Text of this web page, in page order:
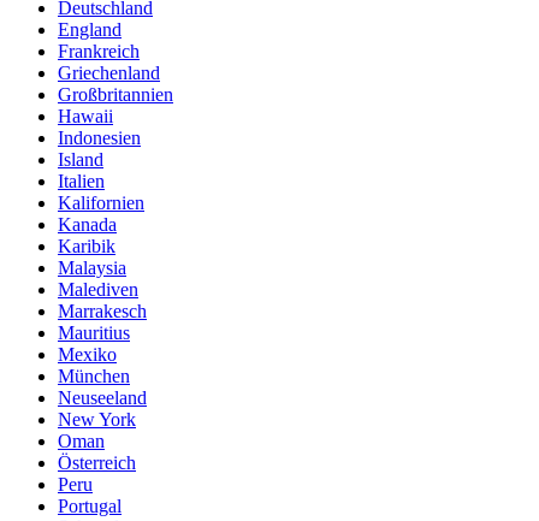
Deutschland
England
Frankreich
Griechenland
Großbritannien
Hawaii
Indonesien
Island
Italien
Kalifornien
Kanada
Karibik
Malaysia
Malediven
Marrakesch
Mauritius
Mexiko
München
Neuseeland
New York
Oman
Österreich
Peru
Portugal